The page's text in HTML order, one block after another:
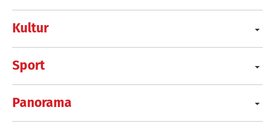
Kultur
Sport
Panorama